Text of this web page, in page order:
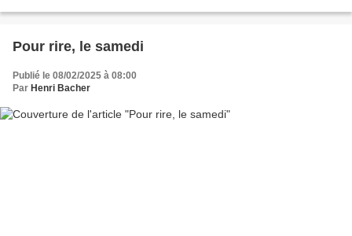
Pour rire, le samedi
Publié le 08/02/2025 à 08:00
Par Henri Bacher